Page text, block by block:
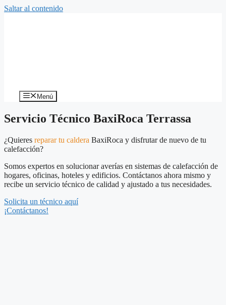
Saltar al contenido
Menú
Servicio Técnico BaxiRoca Terrassa
¿Quieres reparar tu caldera BaxiRoca y disfrutar de nuevo de tu
calefacción?
Somos expertos en solucionar averías en sistemas de calefacción de
hogares, oficinas, hoteles y edificios. Contáctanos ahora mismo y
recibe un servicio técnico de calidad y ajustado a tus necesidades.
Solicita un técnico aquí
¡Contáctanos!